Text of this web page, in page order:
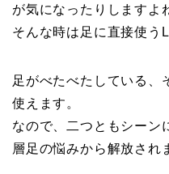
が気になったりしますよ
そんな時は足に直接使う
足がべたべたしている、
使えます。
なので、二つともシーン
層足の悩みから解放され